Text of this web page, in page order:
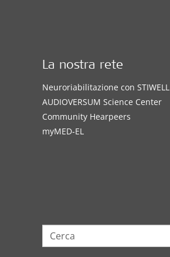
La nostra rete
Neuroriabilitazione con STIWELL
AUDIOVERSUM Science Center
Community Hearpeers
myMED‑EL